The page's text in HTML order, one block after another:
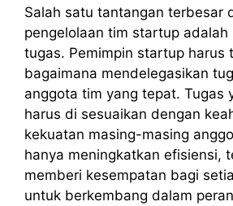
Salah satu tantangan terbesar
pengelolaan tim startup adalah
tugas. Pemimpin startup harus
bagaimana mendelegasikan
anggota tim yang tepat. Tugas
harus di sesuaikan dengan
kekuatan masing-masing
hanya meningkatkan efisiensi,
memberi kesempatan bagi
untuk berkembang dalam